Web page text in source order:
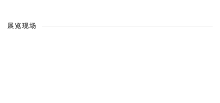
展览现场